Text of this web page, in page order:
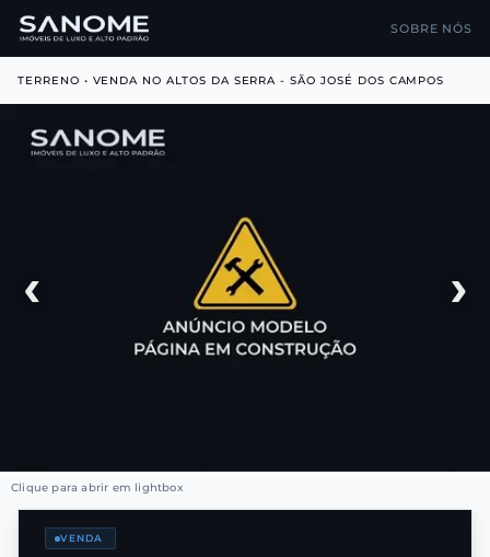
SOBRE NÓS
TERRENO • VENDA NO ALTOS DA SERRA - SÃO JOSÉ DOS CAMPOS
‹ ›
Clique para abrir em lightbox
VENDA